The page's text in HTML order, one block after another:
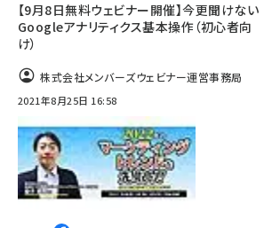
【9月8日無料ウェビナー開催】今更聞けない
Googleアナリティクス基本操作（初心者向
け）
株式会社メンバーズウェビナー運営事務局
2021年8月25日 16:58